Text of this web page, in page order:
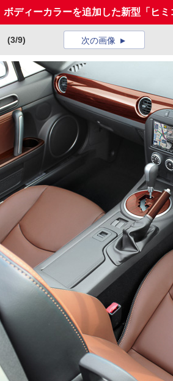
ディーカラーを追加した新型「ヒミ
(3/9) 次の画像